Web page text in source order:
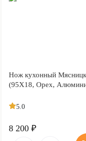
Нож кухонный
(95Х18, Орех,
5.0
8 200 ₽